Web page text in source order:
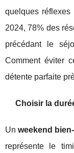
quelques
2024, 78% des
précédant le
Comment éviter
détente parfaite
Choisir la
Unweekend
représente le